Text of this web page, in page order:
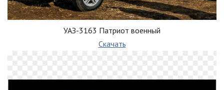
УАЗ-3163 Патриот военный
Скачать